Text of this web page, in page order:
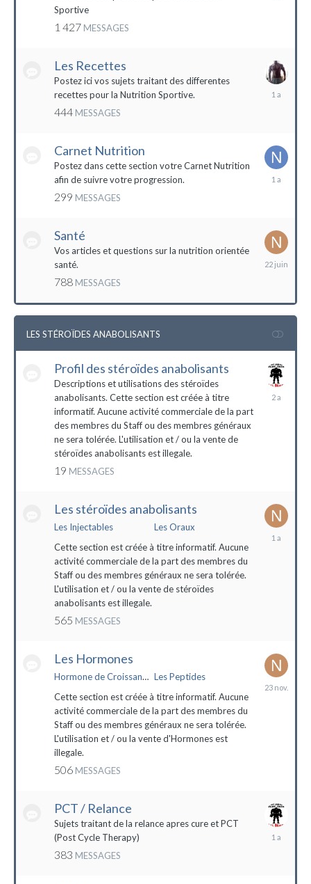
Sportive
1 427 MESSAGES
Les Recettes
Postez ici vos sujets traitant des differentes
recettes pour la Nutrition Sportive.
444 MESSAGES
Carnet Nutrition
Postez dans cette section votre Carnet Nutrition
afin de suivre votre progression.
299 MESSAGES
13
Santé
Vos articles et questions sur la nutrition orientée
santé.
788 MESSAGES
22
LES STÉROÏDES ANABOLISANTS
Profil des stéroïdes anabolisants
Descriptions et utilisations des stéroïdes
anabolisants. Cette section est créée à titre
informatif. Aucune activité commerciale de la part
des membres du Staff ou des membres généraux
ne sera tolérée. L'utilisation et / ou la vente de
stéroïdes anabolisants est illegale.
19 MESSAGES
26
Les stéroïdes anabolisants
Les Injectables
Les Oraux
Cette section est créée à titre informatif. Aucune
activité commerciale de la part des membres du
Staff ou des membres généraux ne sera tolérée.
L'utilisation et / ou la vente de stéroïdes
anabolisants est illegale.
565 MESSAGES
Les Hormones
Hormone de Croissance (HGH) Les Peptides
Cette section est créée à titre informatif. Aucune
activité commerciale de la part des membres du
Staff ou des membres généraux ne sera tolérée.
L'utilisation et / ou la vente d'Hormones est
illegale.
506 MESSAGES
23
PCT / Relance
Sujets traitant de la relance apres cure et PCT
(Post Cycle Therapy)
383 MESSAGES
13